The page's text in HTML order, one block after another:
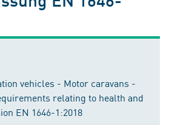
vehicles - Motor caravans -
relating to health and
EN 1646-1:2018